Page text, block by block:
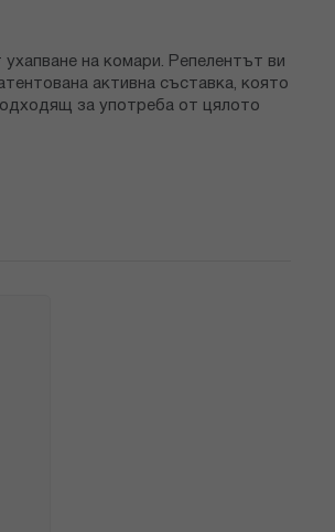
на комари. Репелентът ви
активна съставка, която
за употреба от цялото